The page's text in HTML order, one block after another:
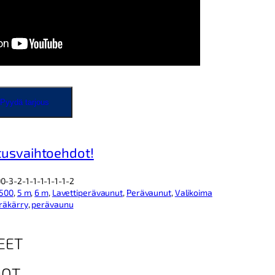
Pyydä tarjous
3-2-1-1-1-1-1-1-2
, 5 m, 6 m, Lavettiperävaunut, Perävaunut, Valikoima
, perävaunu